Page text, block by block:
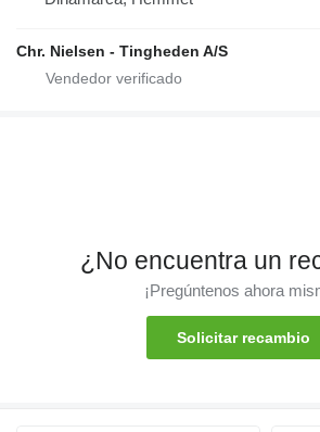
Chr. Nielsen - Tingheden A/S
¿No encuentra un
¡Pregúntenos ahora
Solicitar recambio